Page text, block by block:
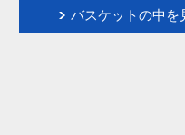
バスケットの中を